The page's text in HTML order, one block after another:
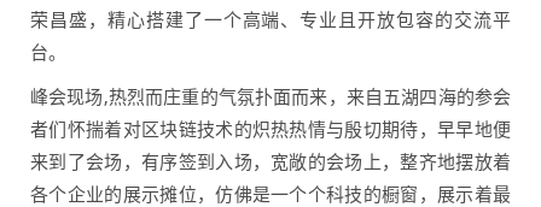
荣昌盛，精心搭建了一个高端、专业且开放包容的交流平
台。
峰会现场,热烈而庄重的气氛扑面而来，来自五湖四海的参会
者们怀揣着对区块链技术的炽热热情与殷切期待，早早地便
来到了会场，有序签到入场，宽敞的会场上，整齐地摆放着
各个企业的展示摊位，仿佛是一个个科技的橱窗，展示着最